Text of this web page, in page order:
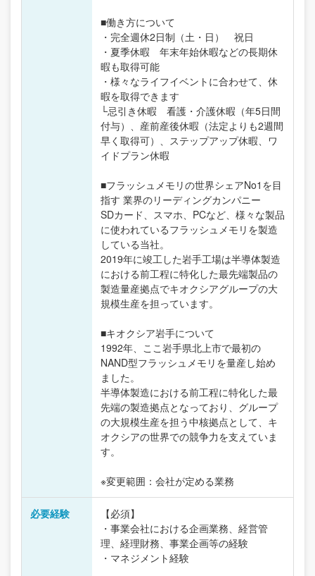
■働き方について
・完全週休2日制（土・日） 祝日
・夏季休暇 年末年始休暇などの長期休
暇も取得可能
・様々なライフイベントに合わせて、休
暇を取得できます
└忌引き休暇 看護・介護休暇（年5日間
付与）、産前産後休暇（法定よりも2週間
早く取得可）、ステップアップ休暇、ワ
イドプラン休暇
■フラッシュメモリの世界シェアNo1を目
指す 業界のリーディングカンパニー
SDカード、スマホ、PCなど、様々な製品
に使われているフラッシュメモリを製造
している当社。
2019年に竣工した岩手工場は半導体製造
における前工程に特化した最先端製品の
製造量産拠点でキオクシアグループの大
規模生産を担っています。
■キオクシア岩手について
1992年、ここ岩手県北上市で最初の
NAND型フラッシュメモリを量産し始め
ました。
半導体製造における前工程に特化した最
先端の製造拠点となっており、グループ
の大規模生産を担う中核拠点として、キ
オクシアの世界での競争力を支えていま
す。
※変更範囲：会社が定める業務
必要経験
【必須】
・事業会社における企画業務、経営管
理、経理財務、事業企画等の経験
・マネジメント経験